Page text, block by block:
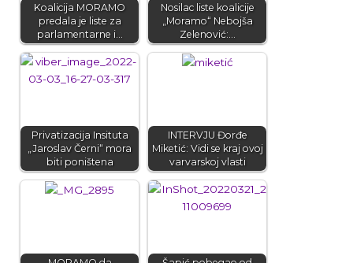
Koalicija MORAMO
predala je liste za
parlamentarne i…
Nosilac liste koalicije
„Moramo“ Nebojša
Zelenović:…
Privatizacija Insituta
„Jaroslav Černi“ mora
biti poništena
INTERVJU Đorđe
Miketić: Vidi se kraj ovoj
varvarskoj vlasti